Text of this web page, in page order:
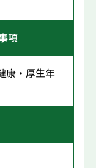
項
康・厚生年